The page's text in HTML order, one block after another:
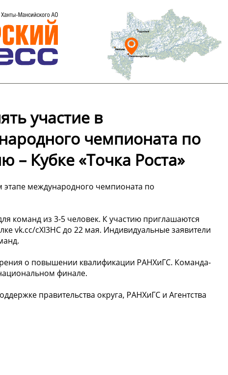
участие в
чемпионата по
– Кубке «Точка Роста»
международного чемпионата по
команд из 3-5 человек. К участию приглашаются
vk.cc/cXI3HC до 22 мая. Индивидуальные заявители
о повышении квалификации РАНХиГС. Команда-
финале.
правительства округа, РАНХиГС и Агентства